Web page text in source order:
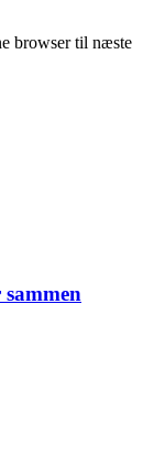
browser til næste